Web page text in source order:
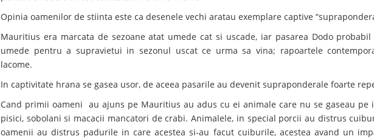
Opinia oamenilor de stiinta este ca desenele vechi aratau exemplare captive
Mauritius era marcata de sezoane atat umede cat si uscade, iar pasarea Dodo probabil
umede pentru a supravietui in sezonul uscat ce urma sa vina; rapoartele
lacome.
In captivitate hrana se gasea usor, de aceea pasarile au devenit supraponderale foarte
Cand primii oameni au ajuns pe Mauritius au adus cu ei animale care nu se gaseau pe
pisici, sobolani si macacii mancatori de crabi. Animalele, in special porcii au distrus
oamenii au distrus padurile in care acestea si-au facut cuiburile, acestea avand un